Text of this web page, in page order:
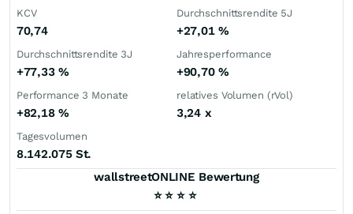
KCV
70,74
Durchschnittsrendite 5J
+27,01 %
Durchschnittsrendite 3J
+77,33 %
Jahresperformance
+90,70 %
Performance 3 Monate
+82,18 %
relatives Volumen (rVol)
3,24 x
Tagesvolumen
8.142.075 St.
wallstreetONLINE Bewertung
⭐ ⭐ ⭐ ⭐